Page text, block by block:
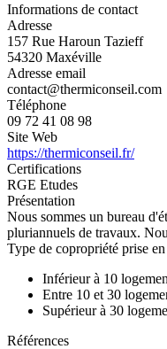
Informations de contact
Adresse
157 Rue Haroun Tazieff
54320 Maxéville
Adresse email
contact@thermiconseil.com
Téléphone
09 72 41 08 98
Site Web
https://thermiconseil.fr/
Certifications
RGE Etudes
Présentation
Nous sommes un bureau
pluriannuels de travaux.
Type de copropriété prise
Inférieur à 10
Entre 10 et 30
Supérieur à 30
Références